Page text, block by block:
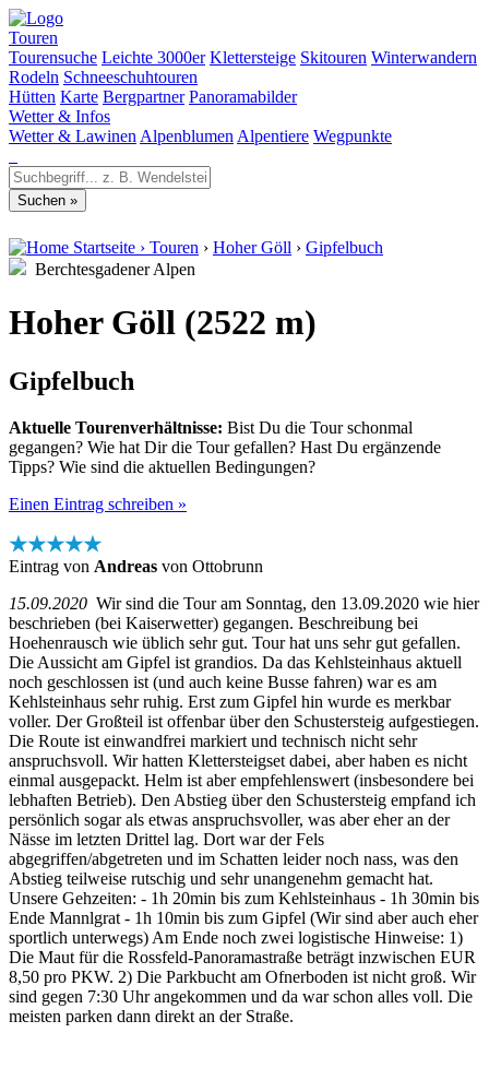
Touren
Tourensuche Leichte 3000er Klettersteige Skitouren Winterwandern
Rodeln Schneeschuhtouren
Hütten Karte Bergpartner Panoramabilder
Wetter & Infos
Wetter & Lawinen Alpenblumen Alpentiere Wegpunkte
Startseite › Touren › Hoher Göll › Gipfelbuch
Berchtesgadener Alpen
Hoher Göll (2522 m)
Gipfelbuch
Aktuelle Tourenverhältnisse: Bist Du die Tour schonmal
gegangen? Wie hat Dir die Tour gefallen? Hast Du ergänzende
Tipps? Wie sind die aktuellen Bedingungen?
Einen Eintrag schreiben »
★★★★★
Eintrag von Andreas von Ottobrunn
15.09.2020 Wir sind die Tour am Sonntag, den 13.09.2020 wie hier
beschrieben (bei Kaiserwetter) gegangen. Beschreibung bei
Hoehenrausch wie üblich sehr gut. Tour hat uns sehr gut gefallen.
Die Aussicht am Gipfel ist grandios. Da das Kehlsteinhaus aktuell
noch geschlossen ist (und auch keine Busse fahren) war es am
Kehlsteinhaus sehr ruhig. Erst zum Gipfel hin wurde es merkbar
voller. Der Großteil ist offenbar über den Schustersteig aufgestiegen.
Die Route ist einwandfrei markiert und technisch nicht sehr
anspruchsvoll. Wir hatten Klettersteigset dabei, aber haben es nicht
einmal ausgepackt. Helm ist aber empfehlenswert (insbesondere bei
lebhaften Betrieb). Den Abstieg über den Schustersteig empfand ich
persönlich sogar als etwas anspruchsvoller, was aber eher an der
Nässe im letzten Drittel lag. Dort war der Fels
abgegriffen/abgetreten und im Schatten leider noch nass, was den
Abstieg teilweise rutschig und sehr unangenehm gemacht hat.
Unsere Gehzeiten: - 1h 20min bis zum Kehlsteinhaus - 1h 30min bis
Ende Mannlgrat - 1h 10min bis zum Gipfel (Wir sind aber auch eher
sportlich unterwegs) Am Ende noch zwei logistische Hinweise: 1)
Die Maut für die Rossfeld-Panoramastraße beträgt inzwischen EUR
8,50 pro PKW. 2) Die Parkbucht am Ofnerboden ist nicht groß. Wir
sind gegen 7:30 Uhr angekommen und da war schon alles voll. Die
meisten parken dann direkt an der Straße.